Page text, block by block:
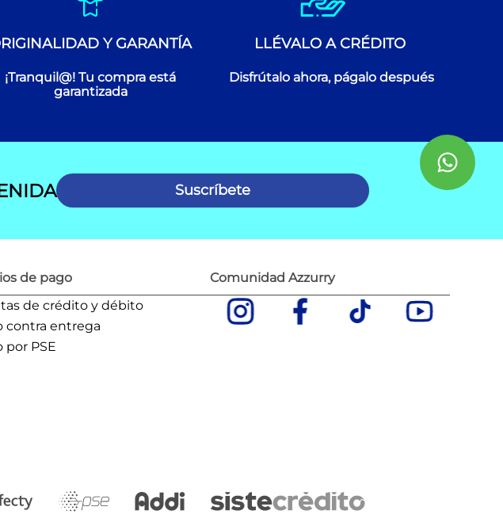
Y GARANTÍA
¡Tranquil@! Tu compra está
garantizada
LLÉVALO A CRÉDITO
Disfrútalo ahora, págalo después
Suscríbete
de pago
de crédito y débito
contra entrega
por PSE
Comunidad Azzurry